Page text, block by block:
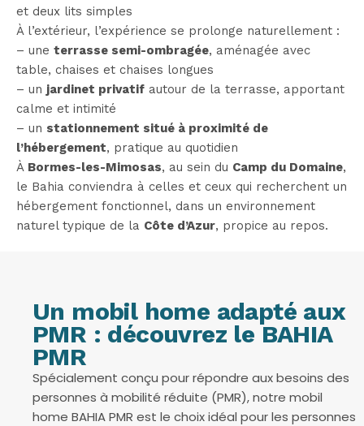
et deux lits simples
À l’extérieur, l’expérience se prolonge naturellement :
– une terrasse semi-ombragée, aménagée avec
table, chaises et chaises longues
– un jardinet privatif autour de la terrasse, apportant
calme et intimité
– un stationnement situé à proximité de
l’hébergement, pratique au quotidien
À Bormes-les-Mimosas, au sein du Camp du Domaine,
le Bahia conviendra à celles et ceux qui recherchent un
hébergement fonctionnel, dans un environnement
naturel typique de la Côte d’Azur, propice au repos.
Un mobil home adapté aux
PMR : découvrez le BAHIA
PMR
Spécialement conçu pour répondre aux besoins des
personnes à mobilité réduite (PMR), notre mobil
home BAHIA PMR est le choix idéal pour les personnes